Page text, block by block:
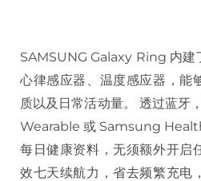
SAMSUNG Galaxy Ring 内建
心律感应器、温度感应器，能
质以及日常活动量。 透过蓝牙
Wearable 或 Samsung
每日健康资料，无须额外开启
效七天续航力，省去频繁充电